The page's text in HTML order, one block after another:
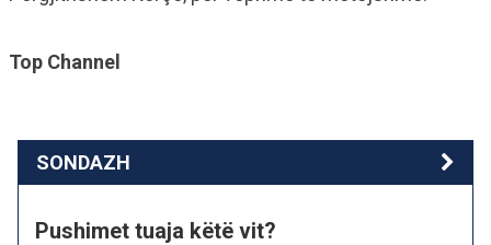
Top Channel
SONDAZH
Pushimet tuaja këtë vit?